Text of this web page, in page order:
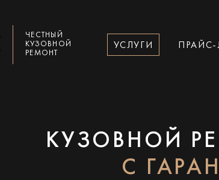
ЧЕСТНЫЙ
КУЗОВНОЙ
РЕМОНТ
УСЛУГИ ПРАЙС-
КУЗОВНОЙ
С